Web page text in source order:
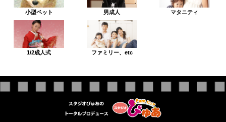
小型ペット 男成人 マタニティ
1/2成人式 ファミリー、etc